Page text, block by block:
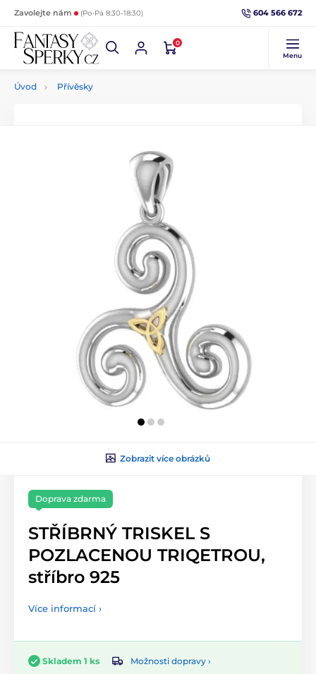
Zavolejte nám (Po-Pá 8:30-18:30) 604 566 672
0
Menu
Úvod Přívěsky
Zobrazit více obrázků
Doprava zdarma
STŘÍBRNÝ TRISKEL S
POZLACENOU TRIQETROU,
stříbro 925
Více informací ›
Skladem 1 ks
Možnosti dopravy ›